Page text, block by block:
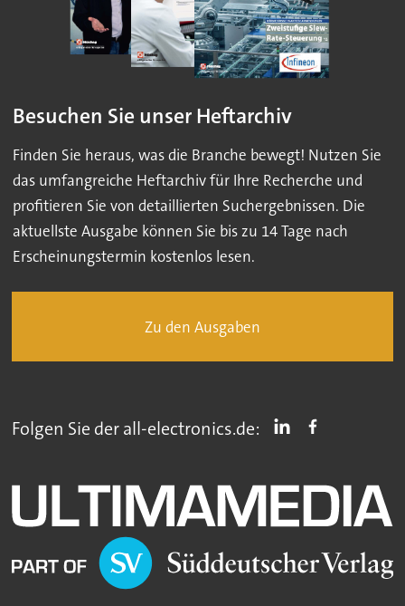
Besuchen Sie unser Heftarchiv
Finden Sie heraus, was die Branche bewegt! Nutzen Sie
das umfangreiche Heftarchiv für Ihre Recherche und
profitieren Sie von detaillierten Suchergebnissen. Die
aktuellste Ausgabe können Sie bis zu 14 Tage nach
Erscheinungstermin kostenlos lesen.
Zu den Ausgaben
Folgen Sie der all-electronics.de: